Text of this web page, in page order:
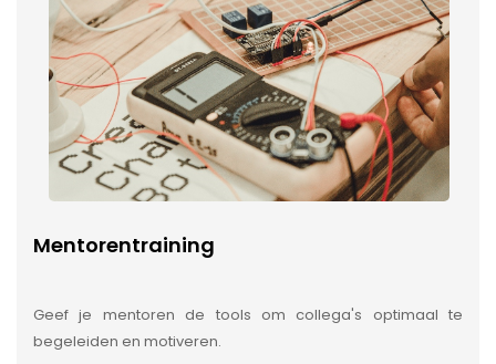
Mentorentraining
Geef je mentoren de tools om collega's optimaal te
begeleiden en motiveren.